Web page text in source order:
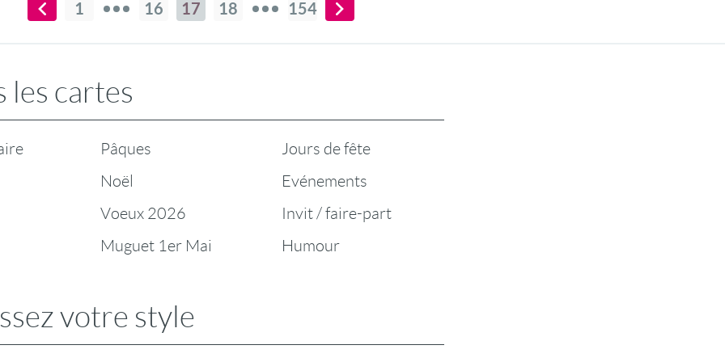
1 16 17 18 154
les cartes
Pâques
Noël
Voeux 2026
Muguet 1er Mai
Jours de fête
Evénements
Invit / faire-part
Humour
votre style